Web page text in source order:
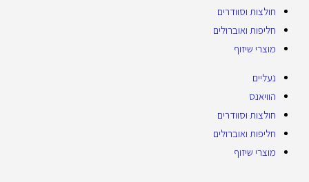
חולצות וסוודרים
חליפות ואוברולים
מוצרי שיזוף
נעליים
הוויאנס
חולצות וסוודרים
חליפות ואוברולים
מוצרי שיזוף